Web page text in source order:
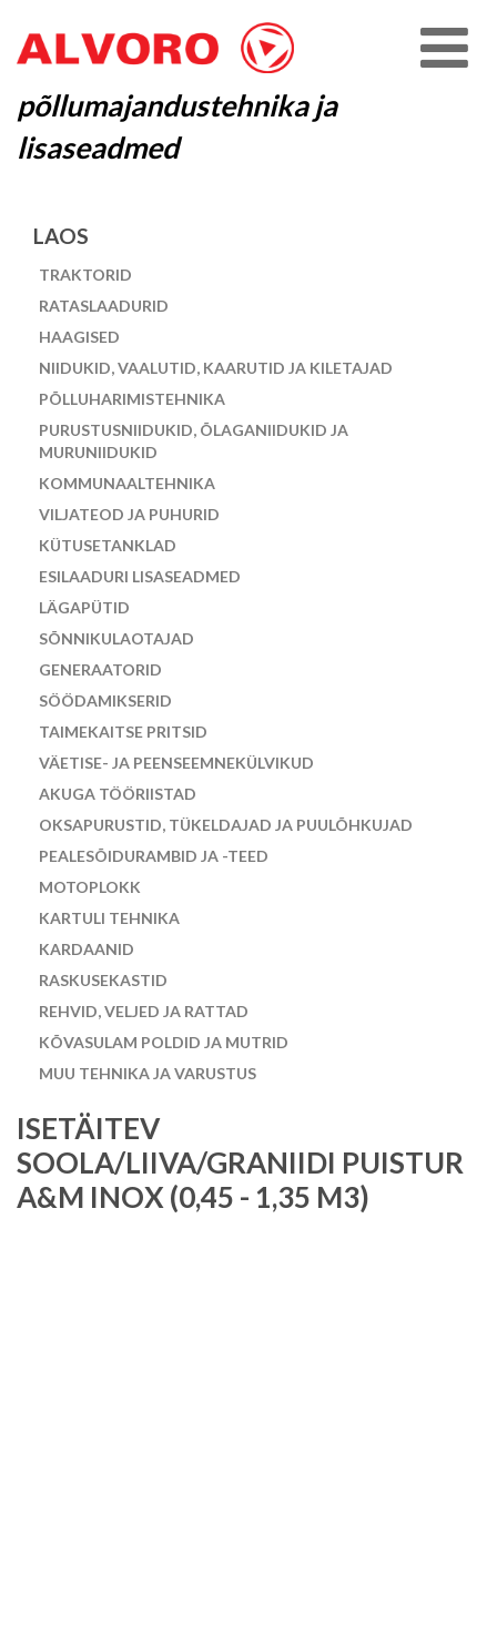
põllumajandustehnika ja
lisaseadmed
LAOS
TRAKTORID
RATASLAADURID
HAAGISED
NIIDUKID, VAALUTID, KAARUTID JA KILETAJAD
PÕLLUHARIMISTEHNIKA
PURUSTUSNIIDUKID, ÕLAGANIIDUKID JA
MURUNIIDUKID
KOMMUNAALTEHNIKA
VILJATEOD JA PUHURID
KÜTUSETANKLAD
ESILAADURI LISASEADMED
LÄGAPÜTID
SÕNNIKULAOTAJAD
GENERAATORID
SÖÖDAMIKSERID
TAIMEKAITSE PRITSID
VÄETISE- JA PEENSEEMNEKÜLVIKUD
AKUGA TÖÖRIISTAD
OKSAPURUSTID, TÜKELDAJAD JA PUULÕHKUJAD
PEALESÕIDURAMBID JA -TEED
MOTOPLOKK
KARTULI TEHNIKA
KARDAANID
RASKUSEKASTID
REHVID, VELJED JA RATTAD
KÕVASULAM POLDID JA MUTRID
MUU TEHNIKA JA VARUSTUS
ISETÄITEV
SOOLA/LIIVA/GRANIIDI PUISTUR
A&M INOX (0,45 - 1,35 M3)